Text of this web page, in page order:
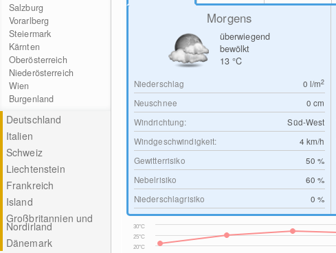
Salzburg
Vorarlberg
Steiermark
Kärnten
Oberösterreich
Niederösterreich
Wien
Burgenland
Deutschland
Italien
Schweiz
Liechtenstein
Frankreich
Island
Großbritannien und
Nordirland
Dänemark
Morgens
überwiegend
bewölkt
13°C
Niederschlag 0 l/m2
Neuschnee 0cm
Windrichtung:
Süd-West
Windgeschwindigkeit:
4 km/h
Gewitterrisiko
50 %
Nebelrisiko
60 %
Niederschlagrisiko
0 %
20°C
25°C
30°C